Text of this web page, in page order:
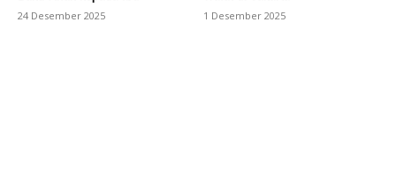
24 Desember 2025 1 Desember 2025